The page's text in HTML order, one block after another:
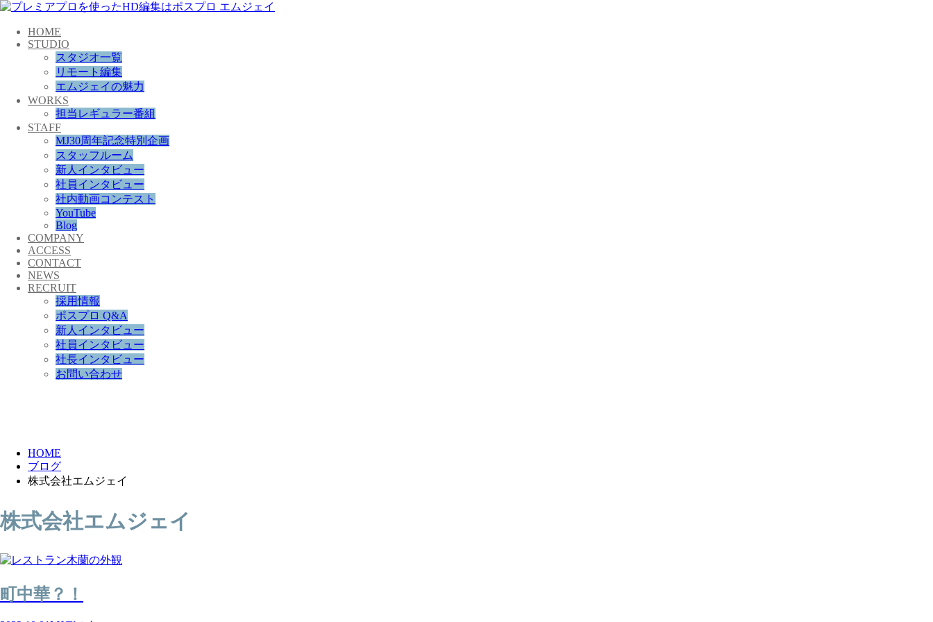
HOME
STUDIO
スタジオ一覧
リモート編集
エムジェイの魅力
WORKS
担当レギュラー番組
STAFF
MJ30周年記念特別企画
スタッフルーム
新人インタビュー
社員インタビュー
社内動画コンテスト
YouTube
Blog
COMPANY
ACCESS
CONTACT
NEWS
RECRUIT
採用情報
ポスプロ Q&A
新人インタビュー
社員インタビュー
社長インタビュー
お問い合わせ
HOME
ブログ
株式会社エムジェイ
株式会社エムジェイ
町中華？！